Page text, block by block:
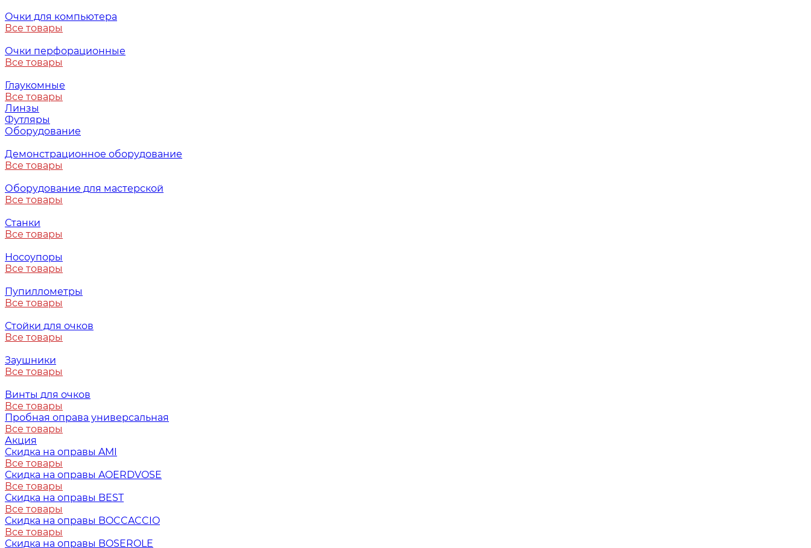
Очки для компьютера
Все товары
Очки перфорационные
Все товары
Глаукомные
Все товары
Линзы
Футляры
Оборудование
Демонстрационное оборудование
Все товары
Оборудование для мастерской
Все товары
Станки
Все товары
Носоупоры
Все товары
Пупиллометры
Все товары
Стойки для очков
Все товары
Заушники
Все товары
Винты для очков
Все товары
Пробная оправа универсальная
Все товары
Акция
Скидка на оправы AMI
Все товары
Скидка на оправы AOERDVOSE
Все товары
Скидка на оправы BEST
Все товары
Скидка на оправы BOCCACCIO
Все товары
Скидка на оправы BOSEROLE